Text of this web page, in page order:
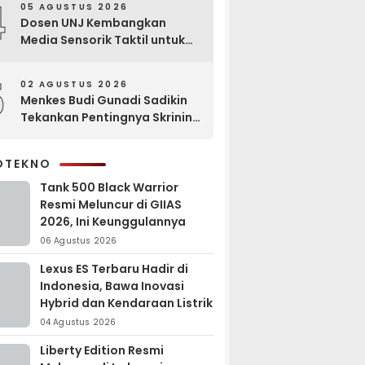
05 AGUSTUS 2026
Dosen UNJ Kembangkan
Media Sensorik Taktil untuk
02 AGUSTUS 2026
Menkes Budi Gunadi Sadikin
Tekankan Pentingnya Skrining
Tank 500 Black Warrior
Resmi Meluncur di GIIAS
2026, Ini Keunggulannya
06 Agustus 2026
Lexus ES Terbaru Hadir di
Indonesia, Bawa Inovasi
Hybrid dan Kendaraan Listrik
04 Agustus 2026
Liberty Edition Resmi